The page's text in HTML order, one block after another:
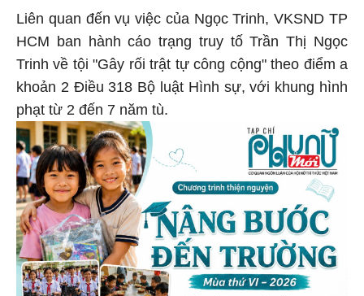
Liên quan đến vụ việc của Ngọc Trinh, VKSND TP
HCM ban hành cáo trạng truy tố Trần Thị Ngọc
Trinh về tội "Gây rối trật tự công cộng" theo điểm a
khoản 2 Điều 318 Bộ luật Hình sự, với khung hình
phạt từ 2 đến 7 năm tù.